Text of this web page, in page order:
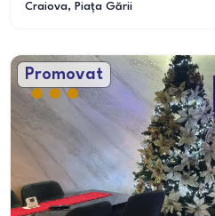
Craiova, Piața Gării
Promovat